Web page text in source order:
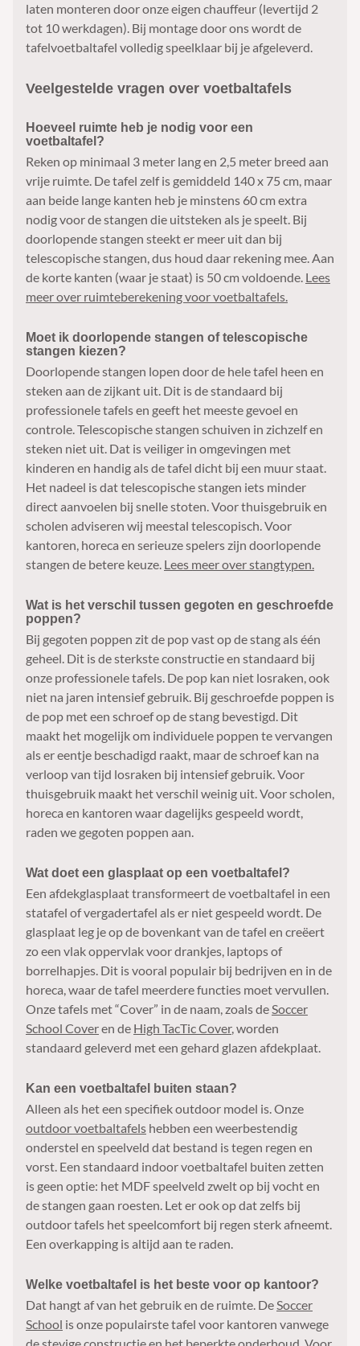
laten monteren door onze eigen chauffeur (levertijd 2
tot 10 werkdagen). Bij montage door ons wordt de
tafelvoetbaltafel volledig speelklaar bij je afgeleverd.
Veelgestelde vragen over voetbaltafels
Hoeveel ruimte heb je nodig voor een
voetbaltafel?
Reken op minimaal 3 meter lang en 2,5 meter breed aan
vrije ruimte. De tafel zelf is gemiddeld 140 x 75 cm, maar
aan beide lange kanten heb je minstens 60 cm extra
nodig voor de stangen die uitsteken als je speelt. Bij
doorlopende stangen steekt er meer uit dan bij
telescopische stangen, dus houd daar rekening mee. Aan
de korte kanten (waar je staat) is 50 cm voldoende. Lees
meer over ruimteberekening voor voetbaltafels.
Moet ik doorlopende stangen of telescopische
stangen kiezen?
Doorlopende stangen lopen door de hele tafel heen en
steken aan de zijkant uit. Dit is de standaard bij
professionele tafels en geeft het meeste gevoel en
controle. Telescopische stangen schuiven in zichzelf en
steken niet uit. Dat is veiliger in omgevingen met
kinderen en handig als de tafel dicht bij een muur staat.
Het nadeel is dat telescopische stangen iets minder
direct aanvoelen bij snelle stoten. Voor thuisgebruik en
scholen adviseren wij meestal telescopisch. Voor
kantoren, horeca en serieuze spelers zijn doorlopende
stangen de betere keuze. Lees meer over stangtypen.
Wat is het verschil tussen gegoten en geschroefde
poppen?
Bij gegoten poppen zit de pop vast op de stang als één
geheel. Dit is de sterkste constructie en standaard bij
onze professionele tafels. De pop kan niet losraken, ook
niet na jaren intensief gebruik. Bij geschroefde poppen is
de pop met een schroef op de stang bevestigd. Dit
maakt het mogelijk om individuele poppen te vervangen
als er eentje beschadigd raakt, maar de schroef kan na
verloop van tijd losraken bij intensief gebruik. Voor
thuisgebruik maakt het verschil weinig uit. Voor scholen,
horeca en kantoren waar dagelijks gespeeld wordt,
raden we gegoten poppen aan.
Wat doet een glasplaat op een voetbaltafel?
Een afdekglasplaat transformeert de voetbaltafel in een
statafel of vergadertafel als er niet gespeeld wordt. De
glasplaat leg je op de bovenkant van de tafel en creëert
zo een vlak oppervlak voor drankjes, laptops of
borrelhapjes. Dit is vooral populair bij bedrijven en in de
horeca, waar de tafel meerdere functies moet vervullen.
Onze tafels met “Cover” in de naam, zoals deSoccer
School Coveren de High TacTic Cover, worden
standaard geleverd met een gehard glazen afdekplaat.
Kan een voetbaltafel buiten staan?
Alleen als het een specifiek outdoor model is. Onze
outdoor voetbaltafels hebben een weerbestendig
onderstel en speelveld dat bestand is tegen regen en
vorst. Een standaard indoor voetbaltafel buiten zetten
is geen optie: het MDF speelveld zwelt op bij vocht en
de stangen gaan roesten. Let er ook op dat zelfs bij
outdoor tafels het speelcomfort bij regen sterk afneemt.
Een overkapping is altijd aan te raden.
Welke voetbaltafel is het beste voor op kantoor?
Dat hangt af van het gebruik en de ruimte. DeSoccer
School is onze populairste tafel voor kantoren vanwege